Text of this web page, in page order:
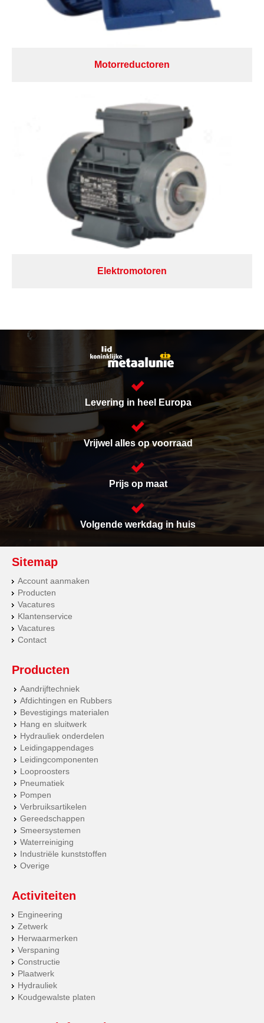
Motorreductoren
Elektromotoren
Levering in heel Europa
Vrijwel alles op voorraad
Prijs op maat
Volgende werkdag in huis
Sitemap
Account aanmaken
Producten
Vacatures
Klantenservice
Vacatures
Contact
Producten
Aandrijftechniek
Afdichtingen en Rubbers
Bevestigings materialen
Hang en sluitwerk
Hydrauliek onderdelen
Leidingappendages
Leidingcomponenten
Looproosters
Pneumatiek
Pompen
Verbruiksartikelen
Gereedschappen
Smeersystemen
Waterreiniging
Industriële kunststoffen
Overige
Activiteiten
Engineering
Zetwerk
Herwaarmerken
Verspaning
Constructie
Plaatwerk
Hydrauliek
Koudgewalste platen